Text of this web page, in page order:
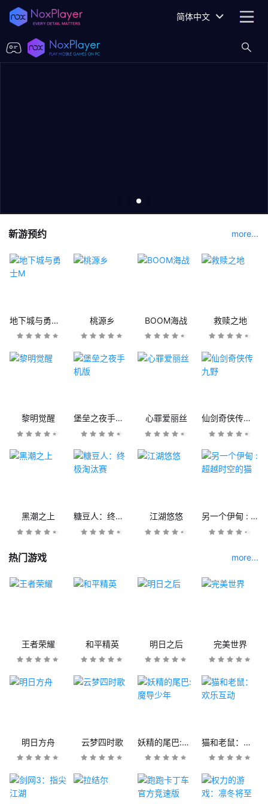
简体中文
新游预约 more...
地下城与勇士M 桃源乡 BOOM海战 救赎之地
黎明觉醒 堡垒之夜手机版 心罪爱丽丝 仙剑奇侠传九野
黑潮之上 糖豆人：终极淘汰赛 江湖悠悠 另一个伊甸 : 超越时空的猫
热门游戏 more...
王者荣耀 和平精英 明日之后 完美世界
明日方舟 云梦四时歌 妖精的尾巴:魔导少年 猫和老鼠：欢乐互动